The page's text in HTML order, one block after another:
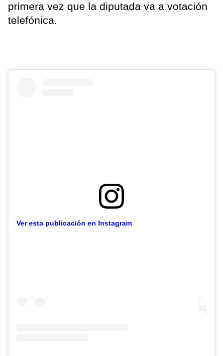
primera vez que la diputada va a votación
telefónica.
Ver esta publicación en Instagram